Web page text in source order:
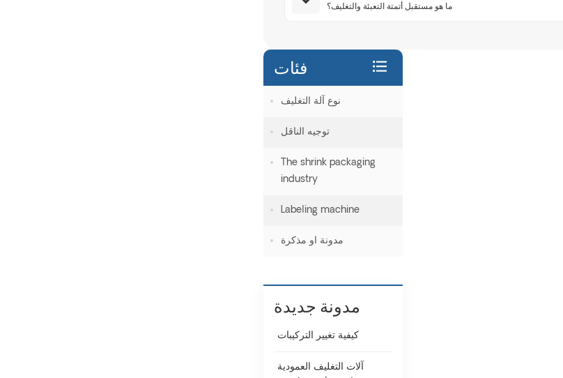
ما هو مستقبل أتمتة التعبئة والتغليف؟
فئات
نوع آلة التغليف
توجيه الناقل
The shrink packaging
industry
Labeling machine
مدونة او مذكرة
مدونة جديدة
كيفية تغيير التركيبات
آلات التغليف العمودية